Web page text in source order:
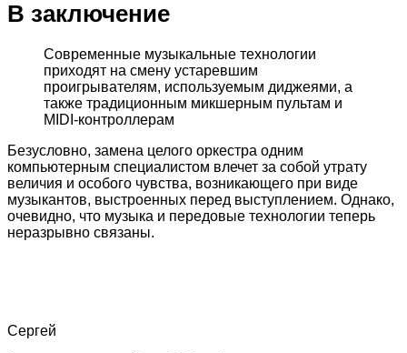
В заключение
Современные музыкальные технологии
приходят на смену устаревшим
проигрывателям, используемым диджеями, а
также традиционным микшерным пультам и
MIDI-контроллерам
Безусловно, замена целого оркестра одним
компьютерным специалистом влечет за собой утрату
величия и особого чувства, возникающего при виде
музыкантов, выстроенных перед выступлением. Однако,
очевидно, что музыка и передовые технологии теперь
неразрывно связаны.
Сергей